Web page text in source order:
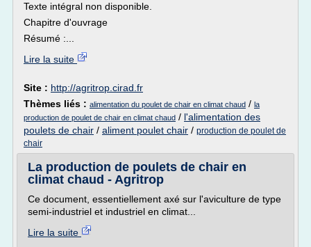
Texte intégral non disponible.
Chapitre d'ouvrage
Résumé :...
Lire la suite
Site : http://agritrop.cirad.fr
Thèmes liés : alimentation du poulet de chair en climat chaud / la
production de poulet de chair en climat chaud / l'alimentation des
poulets de chair / aliment poulet chair / production de poulet de
chair
La production de poulets de chair en
climat chaud - Agritrop
Ce document, essentiellement axé sur l'aviculture de type
semi-industriel et industriel en climat...
Lire la suite